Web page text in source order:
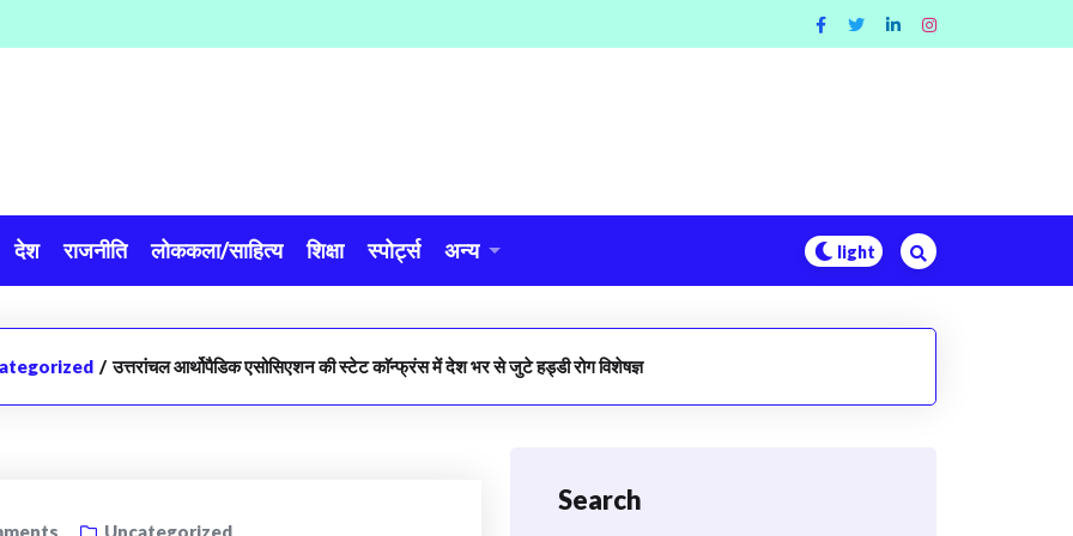
देश राजनीति लोककला/साहित्य शिक्षा स्पोर्ट्स अन्य
/ उत्तरांचल आर्थोपैडिक एसोसिएशन की स्टेट काॅन्फ्रंस में देश भर से जुटे हड्डी रोग विशेषज्ञ
Uncategorized
Search